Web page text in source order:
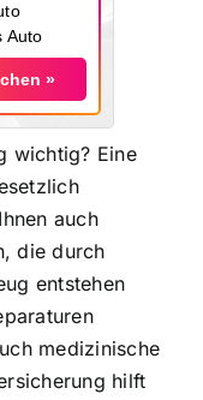
Auto
»
wichtig? Eine
auch
die durch
entstehen
medizinische
hilft